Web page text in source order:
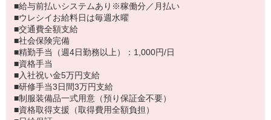
■給与前払いシステムあり※稼働分／月払い
■ウレシイお給料日は毎週水曜
■交通費全額支給
■社会保険完備
■精勤手当（週4日勤務以上）：1,000円/日
■資格手当
■入社祝い金5万円支給
■研修手当3日間3万円支給
■制服装備品一式用意（預り保証金不要）
■資格取得支援（取得費用全額負担）